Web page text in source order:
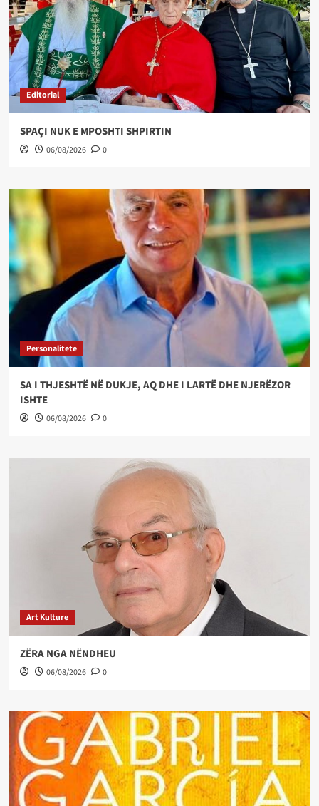
Editorial
SPAÇI NUK E MPOSHTI SHPIRTIN
06/08/2026 0
Personalitete
SA I THJESHTË NË DUKJE, AQ DHE I LARTË DHE NJERËZOR
ISHTE
06/08/2026 0
Art Kulture
ZËRA NGA NËNDHEU
06/08/2026 0